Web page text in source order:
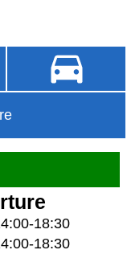
18:30
18:30